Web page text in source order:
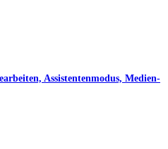
Assistentenmodus, Medien-